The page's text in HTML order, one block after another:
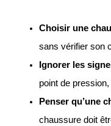
Choisir une
sans vérifier son
Ignorer les
point de
Penser qu’une
chaussure doit